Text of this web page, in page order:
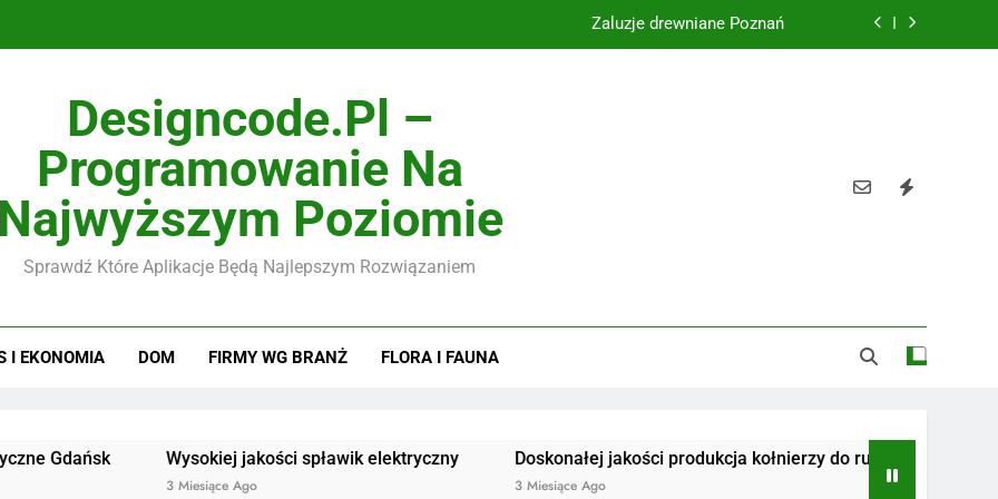
Żaluzje drewniane Poznań
Designcode.pl –
Programowanie Na
Najwyższym Poziomie
Sprawdź Które Aplikacje Będą Najlepszym Rozwiązaniem
I EKONOMIA DOM FIRMY WG BRANŻ FLORA I FAUNA
Wysokiej jakości spławik elektryczny
3 Miesiące Ago
Doskonałej jakości produkcja kołnierzy do rur
3 Miesiące Ago
Radiotelefony
3 Miesiące Ago